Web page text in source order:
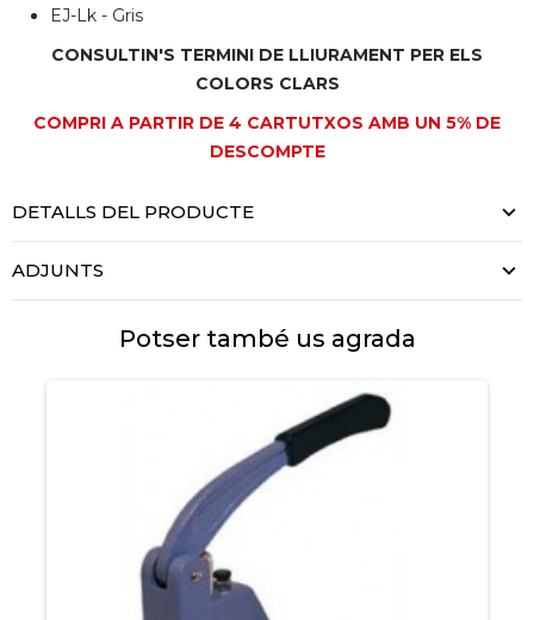
EJ-Lk - Gris
CONSULTIN'S TERMINI DE LLIURAMENT PER ELS
COLORS CLARS
COMPRI A PARTIR DE 4 CARTUTXOS AMB UN 5% DE
DESCOMPTE
DETALLS DEL PRODUCTE
ADJUNTS
Potser també us agrada